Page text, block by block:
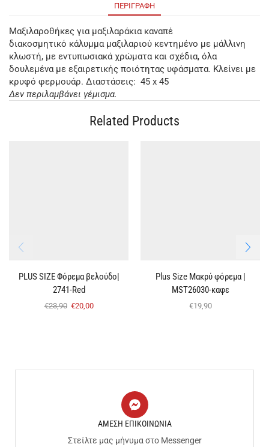
ΠΕΡΙΓΡΑΦΉ
Μαξιλαροθήκες για μαξιλαράκια καναπέ
διακοσμητικό κάλυμμα μαξιλαριού κεντημένο με μάλλινη
κλωστή, με εντυπωσιακά χρώματα και σχέδια, όλα
δουλεμένα με εξαιρετικής ποιότητας υφάσματα. Κλείνει με
κρυφό φερμουάρ. Διαστάσεις: 45 x 45
Δεν περιλαμβάνει γέμισμα.
Related Products
PLUS SIZE Φόρεμα βελούδο|
2741-Red
€23,90 €20,00
Plus Size Μακρύ φόρεμα |
MST26030-καφε
€19,90
ΑΜΕΣΗ ΕΠΙΚΟΙΝΩΝΙΑ
Στείλτε μας μήνυμα στο Messenger